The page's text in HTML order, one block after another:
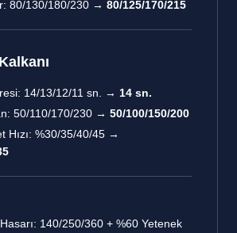
80/130/180/230 → 80/125/170/215
14/13/12/11 sn. → 14 sn.
50/110/170/230 → 50/100/150/200
Hızı: %30/35/40/45 →
140/250/360 + %60 Yetenek